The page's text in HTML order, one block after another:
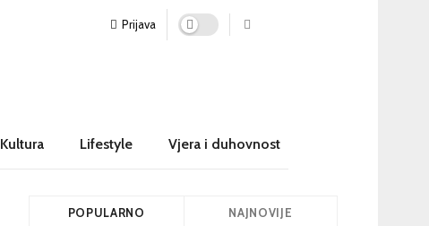
Prijava
Kultura Lifestyle Vjera i duhovnost
POPULARNO NAJNOVIJE